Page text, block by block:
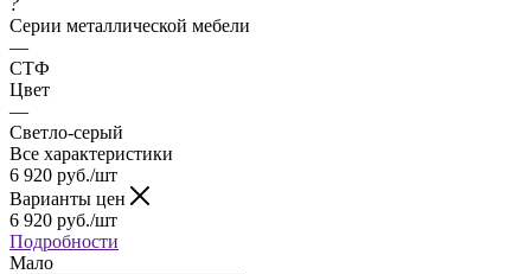
Серии металлической мебели
—
СТФ
Цвет
—
Светло-серый
Все характеристики
6 920 руб./шт
Варианты цен
6 920 руб./шт
Подробности
Мало